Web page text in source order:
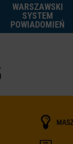
WARSZAWSKI
SYSTEM
POWIADOMIEŃ